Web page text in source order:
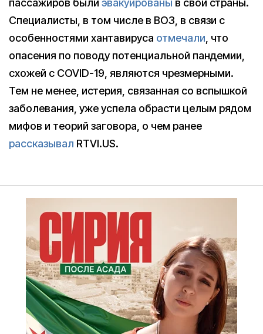
пассажиров были эвакуированы в свои страны.
Специалисты, в том числе в ВОЗ, в связи с
особенностями хантавируса отмечали, что
опасения по поводу потенциальной пандемии,
схожей с COVID-19, являются чрезмерными.
Тем не менее, истерия, связанная со вспышкой
заболевания, уже успела обрасти целым рядом
мифов и теорий заговора, о чем ранее
рассказывал RTVI.US.